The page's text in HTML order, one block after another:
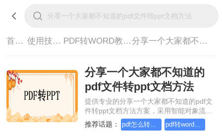
首页> 使用技巧> PDF转WORD教程> 分享一个大家都不知道的pdf文件转ppt文档方法
分享一个大家都不知道的
pdf文件转ppt文档方法
提供专业的分享一个大家都不知道的pdf文
件转ppt文档方法方案，采用智能对象流重
构技术，确保文档1:1高保真还原且排版不
乱码。支持一键批量处理，全链路 SSL 加
推荐话题： pdf怎么转word，这个方法简单又方便